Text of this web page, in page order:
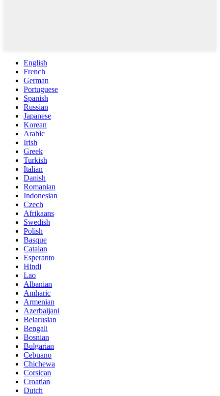
English
French
German
Portuguese
Spanish
Russian
Japanese
Korean
Arabic
Irish
Greek
Turkish
Italian
Danish
Romanian
Indonesian
Czech
Afrikaans
Swedish
Polish
Basque
Catalan
Esperanto
Hindi
Lao
Albanian
Amharic
Armenian
Azerbaijani
Belarusian
Bengali
Bosnian
Bulgarian
Cebuano
Chichewa
Corsican
Croatian
Dutch